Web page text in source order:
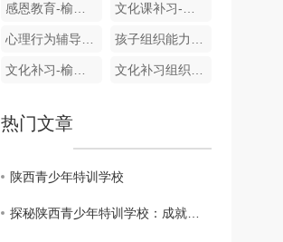
感恩教育-榆林素质文化培训学校 文化课补习-汉中素质教育学校
心理行为辅导-陕西青少年特训学校 孩子组织能力培养-汉中素质教育学校
文化补习-榆林素质文化培训学校 文化补习组织-素质教育学校
热门文章
陕西青少年特训学校
探秘陕西青少年特训学校：成就非凡之路